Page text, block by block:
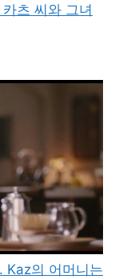
츠 씨와 그녀
Kaz의 어머니는